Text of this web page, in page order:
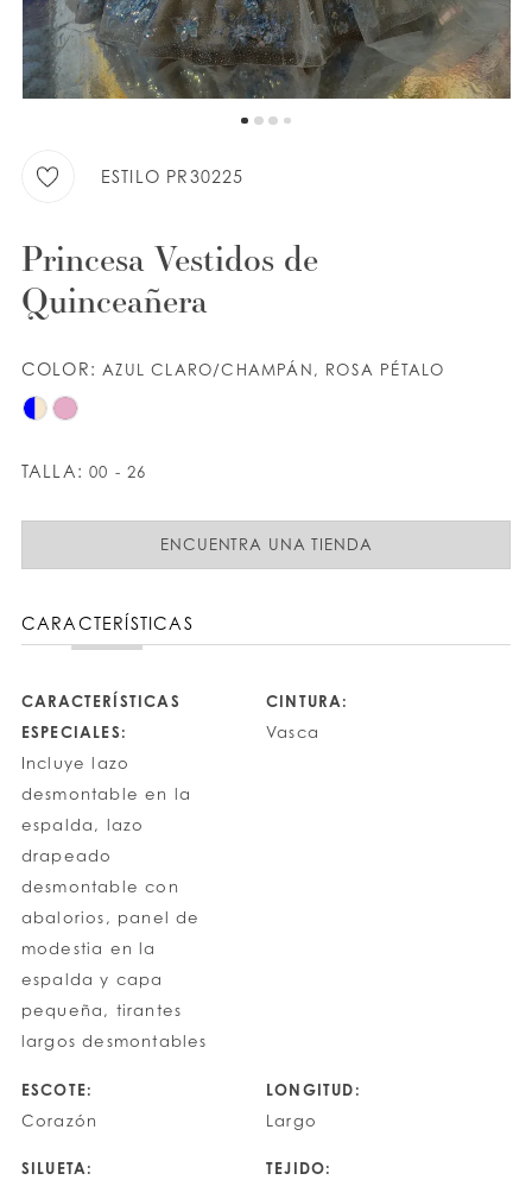
LISTA DE DESEOS
ESTILO PR30225
Princesa Vestidos de
Quinceañera
COLOR: AZUL CLARO/CHAMPÁN, ROSA PÉTALO
TALLA: 00 - 26
ENCUENTRA UNA TIENDA
CARACTERÍSTICAS
CARACTERÍSTICAS
ESPECIALES:
Incluye lazo
desmontable en la
espalda, lazo
drapeado
desmontable con
abalorios, panel de
modestia en la
espalda y capa
pequeña, tirantes
largos desmontables
CINTURA:
Vasca
ESCOTE:
Corazón
LONGITUD:
Largo
SILUETA:
TEJIDO: